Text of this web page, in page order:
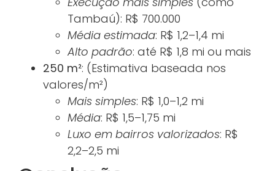
Tambaú): R$ 700.000
Média estimada: R$ 1,2–1,4 mi
Alto padrão: até R$ 1,8 mi ou mais
250 m²: (Estimativa baseada nos
valores/m²)
Mais simples: R$ 1,0–1,2 mi
Média: R$ 1,5–1,75 mi
Luxo em bairros valorizados: R$
2,2–2,5 mi